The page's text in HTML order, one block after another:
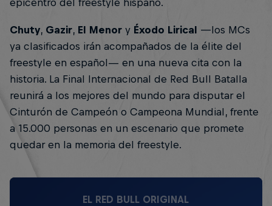
epicentro del freestyle hispano.
Chuty, Gazir, El Menor y Éxodo Lirical —los MCs
ya clasificados irán acompañados de la élite del
freestyle en español— en una nueva cita con la
historia. La Final Internacional de Red Bull Batalla
reunirá a los mejores del mundo para disputar el
Cinturón de Campeón o Campeona Mundial, frente
a 15.000 personas en un escenario que promete
quedar en la memoria del freestyle.
EL RED BULL ORIGINAL